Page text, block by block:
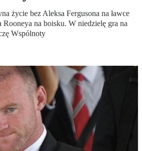
życie bez Aleksa Fergusona na ławce
Rooneya na boisku. W niedzielę gra na
Wspólnoty